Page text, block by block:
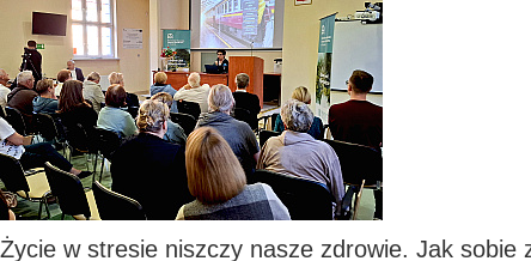
Życie w stresie niszczy nasze zdrowie. Jak sobie